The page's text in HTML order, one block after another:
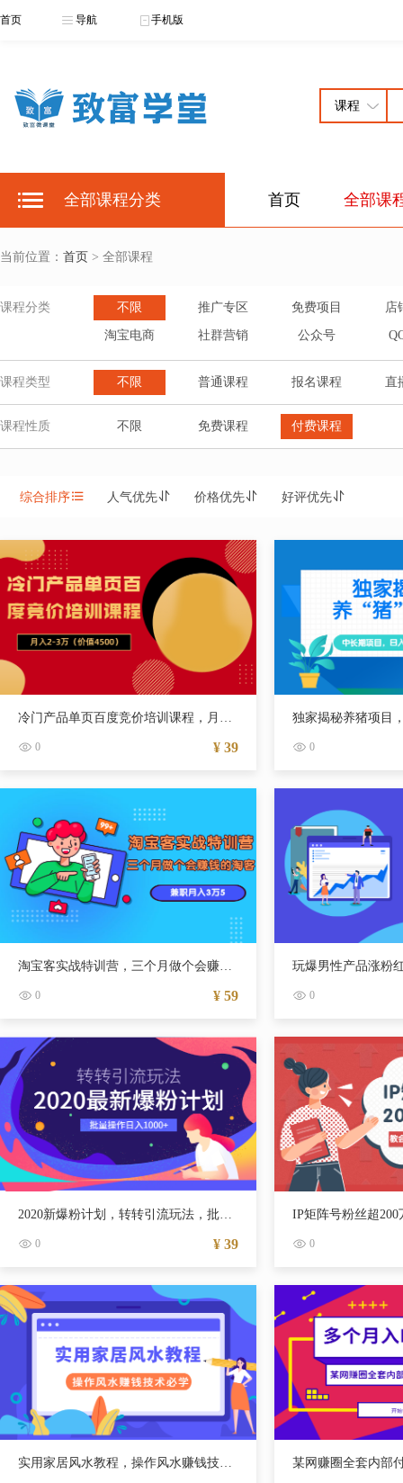
首页 导航 手机版
全部课程分类 首页 全部课
当前位置： 首页 > 全部课程
课程分类 不限 推广专区 免费项目 店
淘宝电商 社群营销 公众号
课程类型 不限 普通课程 报名课程 直
课程性质 不限 免费课程 付费课程
综合排序 人气优先 价格优先 好评优先
0 ¥ 39 0
0 ¥ 59 0
0 ¥ 39 0